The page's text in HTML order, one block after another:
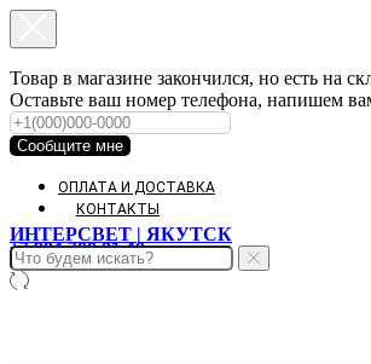
Товар в магазине закончился, но есть на
Оставьте ваш номер телефона, напишем
Сообщите мне
ОПЛАТА И ДОСТАВКА
КОНТАКТЫ
+7 924 766 01 40
ИНТЕРСВЕТ | ЯКУТСК